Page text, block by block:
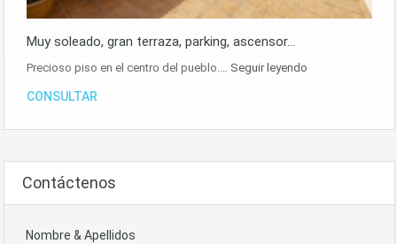
Muy soleado, gran terraza, parking, ascensor…
Precioso piso en el centro del pueblo.… Seguir leyendo
CONSULTAR
Contáctenos
Nombre & Apellidos